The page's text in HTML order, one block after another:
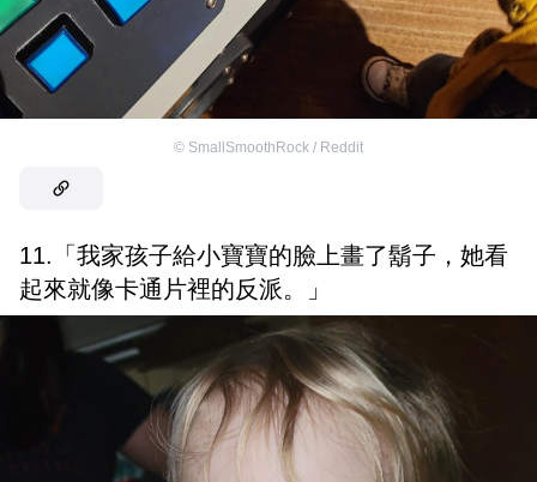
© SmallSmoothRock / Reddit
11.「我家孩子給小寶寶的臉上畫了鬍子，她看
起來就像卡通片裡的反派。」